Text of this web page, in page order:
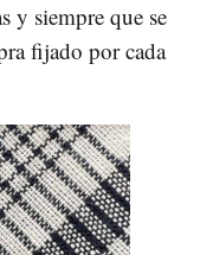
y siempre que se
fijado por cada